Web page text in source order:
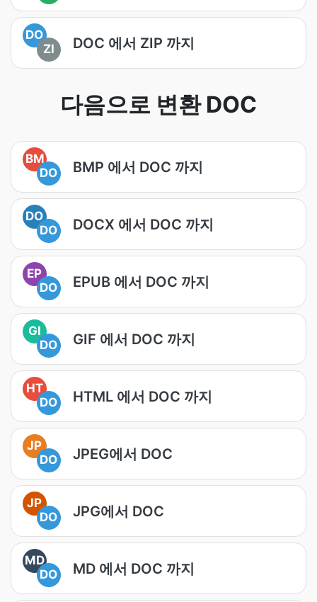
DO
ZI
DOC 에서 ZIP 까지
다음으로 변환 DOC
BM
DO
BMP 에서 DOC 까지
DO
DO
DOCX 에서 DOC 까지
EP
DO
EPUB 에서 DOC 까지
GI
DO
GIF 에서 DOC 까지
HT
DO
HTML 에서 DOC 까지
JP
DO
JPEG에서 DOC
JP
DO
JPG에서 DOC
MD
DO
MD 에서 DOC 까지